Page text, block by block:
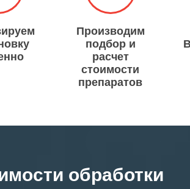
Производим
подбор и
расчет
стоимости
препаратов
обработки